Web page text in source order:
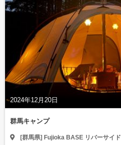
2024年12月20日
群馬キャンプ
[群馬県] Fujioka BASE リバーサイド